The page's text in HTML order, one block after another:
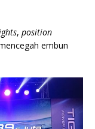
, position
embun